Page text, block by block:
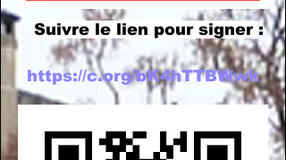
Suivre le lien pour signer :
https://c.org/bK4hTTBWwk